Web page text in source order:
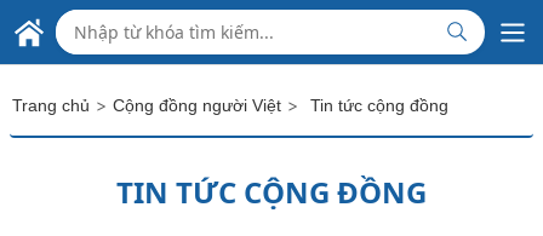
Skip to Main Content
ĐẠI SỨ QUÁN VIỆT NAM
TẠI UKRAINA
Trang chủ > Cộng đồng người Việt > Tin tức cộng đồng
TIN TỨC CỘNG ĐỒNG